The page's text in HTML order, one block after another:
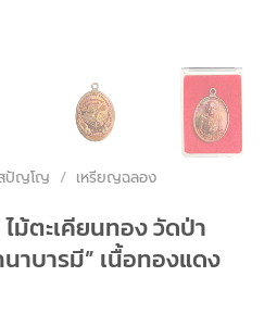
ปัญโญ / เหรียญฉลอง
ม้ตะเคียนทอง วัดป่า
าบารมี” เนื้อทองแดง